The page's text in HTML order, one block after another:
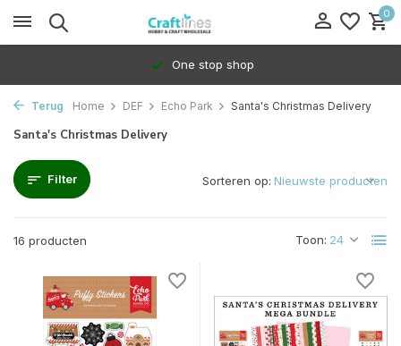
0
One stop shop
Terug Home DEF Echo Park Santa's Christmas Delivery
Santa's Christmas Delivery
Filter
16 producten Toon:
Sorteren op: